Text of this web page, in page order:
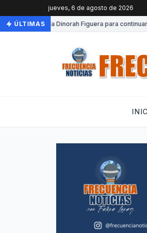
jueves, 6 de agosto de 2026
ÚLTIMAS
Venezuela Dinorah Figuera para continuar el